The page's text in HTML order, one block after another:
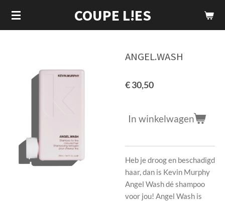
Ga
direct
COUPE L!ES
ANGEL.WASH
€ 30,50
In winkelwagen
Heb je droog en beschadigd
haar, dan is Kevin Murphy
Angel Wash dé shampoo
voor jou! Angel Wash is